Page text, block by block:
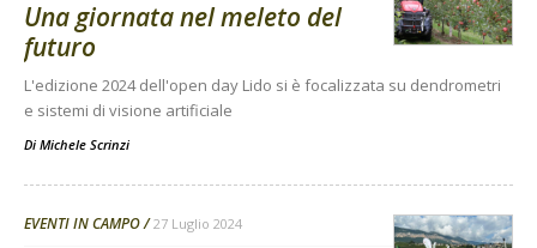
Una giornata nel meleto del
futuro
L'edizione 2024 dell'open day Lido si è focalizzata su dendrometri
e sistemi di visione artificiale
Di Michele Scrinzi
EVENTI IN CAMPO 27 Luglio 2024